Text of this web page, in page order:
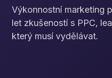
Výkonnostní marketing
let zkušeností s PPC,
který musí vydělávat.